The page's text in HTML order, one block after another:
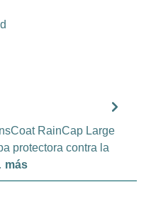
RainCap Large
protectora contra la
más